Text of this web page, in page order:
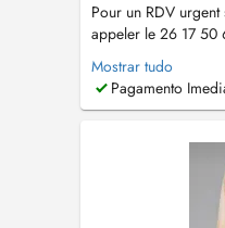
Pour un RDV
appeler le 26 17 50
appointments not
68 Prise de RDV
lallange.lu avec
tout RDV non
Mostrar tudo
Pagamento